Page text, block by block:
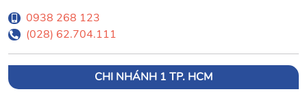
0938 268 123
(028) 62.704.111
CHI NHÁNH 1 TP. HCM